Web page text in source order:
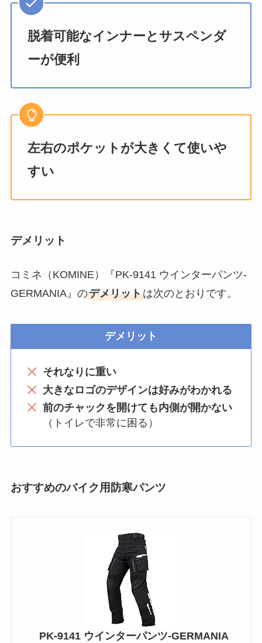
脱着可能なインナーとサスペンダ
ーが便利
左右のポケットが大きくて使いや
すい
デメリット
コミネ（KOMINE）『PK-9141 ウインターパンツ-
GERMANIA』のデメリットは次のとおりです。
デメリット
それなりに重い
大きなロゴのデザインは好みがわかれる
前のチャックを開けても内側が開かない
（トイレで非常に困る）
おすすめのバイク用防寒パンツ
PK-9141 ウインターパンツ-GERMANIA